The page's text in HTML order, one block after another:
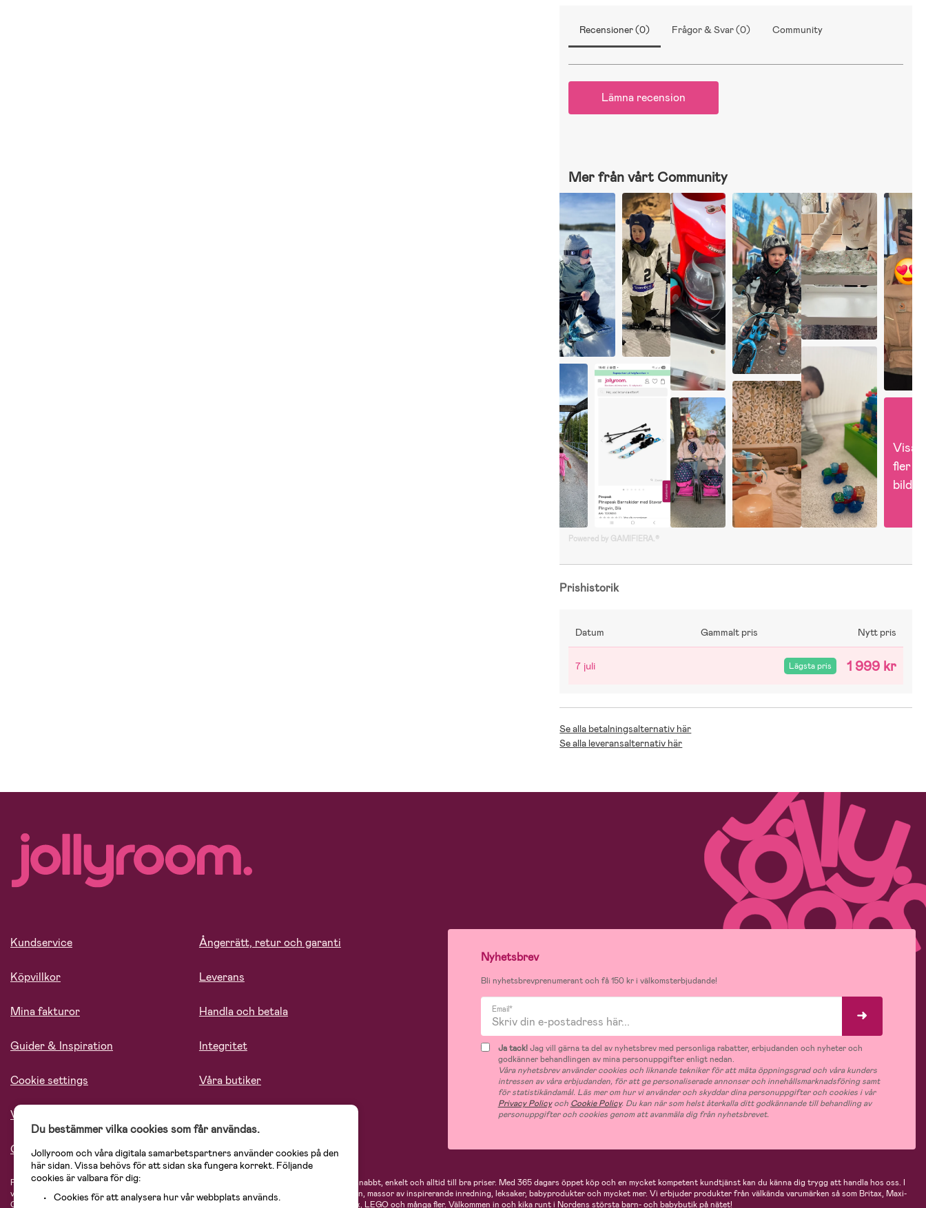
Recensioner (0) Frågor & Svar (0) Community
Lämna recension
Mer från vårt Community
Visa
fler
bilder
Powered by GAMIFIERA.®
Prishistorik
Datum Gammalt pris Nytt pris
7 juli Lägsta pris 1 999 kr
Se alla betalningsalternativ här
Se alla leveransalternativ här
Kundservice
Köpvillkor
Mina fakturor
Guider & Inspiration
Cookie settings
Vårt ansvar
Om oss
Ångerrätt, retur och garanti
Leverans
Handla och betala
Integritet
Våra butiker
Nyhetsbrev
Bli nyhetsbrevprenumerant och få 150 kr i välkomsterbjudande!
Email*
Ja tack!Jag vill gärna ta del av nyhetsbrev med personliga rabatter, erbjudanden och nyheter och
godkänner behandlingen av mina personuppgifter enligt nedan.
Våra nyhetsbrev använder cookies och liknande tekniker för att mäta öppningsgrad och våra kunders
intressen av våra erbjudanden, för att ge personaliserade annonser och innehållsmarknadsföring samt
för statistikändamål. Läs mer om hur vi använder och skyddar dina personuppgifter och cookies i vår
Privacy Policyoch Cookie Policy. Du kan när som helst återkalla ditt godkännande till behandling av
personuppgifter och cookies genom att avanmäla dig från nyhetsbrevet.
På Jollyroom.se hittar du ett stort utbud av produkter för barnfamiljen. Hos oss handlar du snabbt, enkelt och alltid till bra priser. Med 365 dagars öppet köp och en mycket kompetent kundtjänst kan du känna dig trygg att handla hos oss. I
vårt sortiment hittar du barnvagnar, bilstolar, kläder för barn och baby, produkter för mamman, massor av inspirerande inredning, leksaker, babyprodukter och mycket mer. Vi erbjuder produkter från välkända varumärken så som Britax, Maxi-
Cosi, Baby Jogger, BabyBjörn, Didriksons, KidKraft, Ergobaby, Philips Avent, Neonate, Cybex, LEGO och många fler. Välkommen in och kika runt i Nordens största barn- och babybutik på nätet!
Du bestämmer vilka cookies som får användas.
Jollyroom och våra digitala samarbetspartners använder cookies på den
här sidan. Vissa behövs för att sidan ska fungera korrekt. Följande
cookies är valbara för dig:
Cookies för att analysera hur vår webbplats används.